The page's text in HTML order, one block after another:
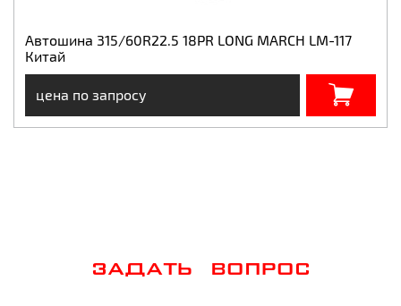
Автошина 315/60R22.5 18PR LONG MARCH LM-117
Китай
цена по запросу
ЗАДАТЬ ВОПРОС